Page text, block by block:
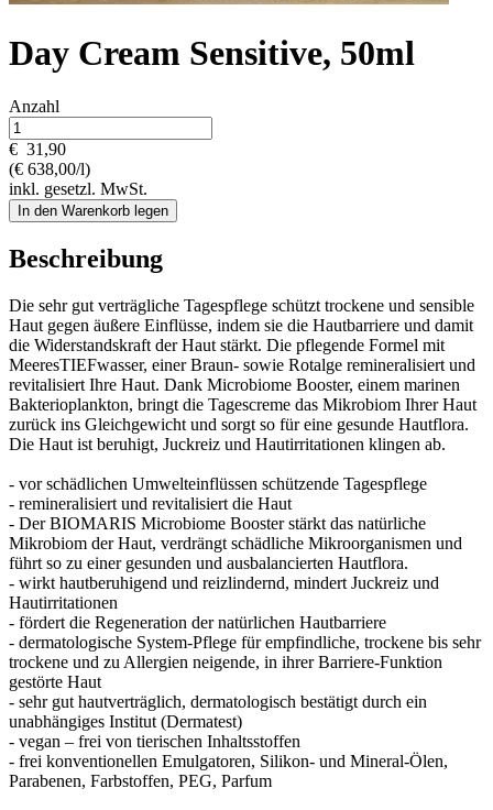
Day Cream Sensitive, 50ml
Anzahl
€ 31,90
(€ 638,00/l)
inkl. gesetzl. MwSt.
In den Warenkorb legen
Beschreibung
Die sehr gut verträgliche Tagespflege schützt trockene und sensible
Haut gegen äußere Einflüsse, indem sie die Hautbarriere und damit
die Widerstandskraft der Haut stärkt. Die pflegende Formel mit
MeeresTIEFwasser, einer Braun- sowie Rotalge remineralisiert und
revitalisiert Ihre Haut. Dank Microbiome Booster, einem marinen
Bakterioplankton, bringt die Tagescreme das Mikrobiom Ihrer Haut
zurück ins Gleichgewicht und sorgt so für eine gesunde Hautflora.
Die Haut ist beruhigt, Juckreiz und Hautirritationen klingen ab.
- vor schädlichen Umwelteinflüssen schützende Tagespflege
- remineralisiert und revitalisiert die Haut
- Der BIOMARIS Microbiome Booster stärkt das natürliche
Mikrobiom der Haut, verdrängt schädliche Mikroorganismen und
führt so zu einer gesunden und ausbalancierten Hautflora.
- wirkt hautberuhigend und reizlindernd, mindert Juckreiz und
Hautirritationen
- fördert die Regeneration der natürlichen Hautbarriere
- dermatologische System-Pflege für empfindliche, trockene bis sehr
trockene und zu Allergien neigende, in ihrer Barriere-Funktion
gestörte Haut
- sehr gut hautverträglich, dermatologisch bestätigt durch ein
unabhängiges Institut (Dermatest)
- vegan – frei von tierischen Inhaltsstoffen
- frei konventionellen Emulgatoren, Silikon- und Mineral-Ölen,
Parabenen, Farbstoffen, PEG, Parfum